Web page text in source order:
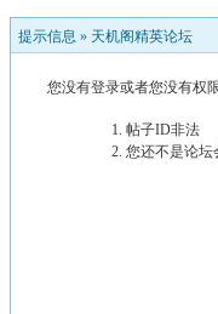
提示信息 » 天机阁精英论坛
您没有登录或者您没有权
帖子ID非法
您还不是论坛